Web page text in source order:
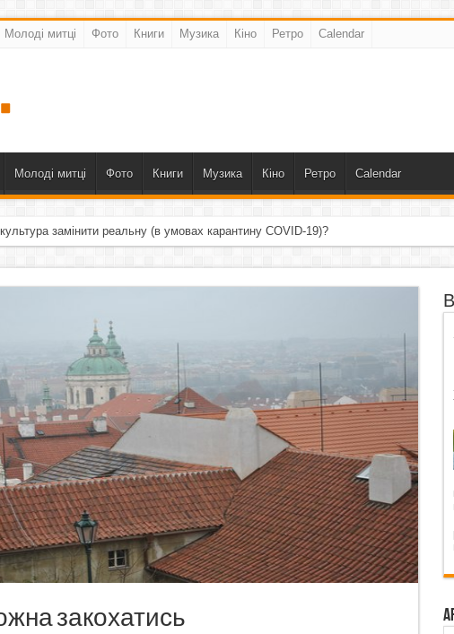
Молоді митці Фото Книги Музика Кіно Ретро Calendar
Молоді митці Фото Книги Музика Кіно Ретро Calendar
замінити реальну (в умовах карантину COVID-19)?
закохатись